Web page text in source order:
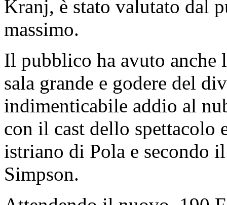
Kranj, è stato valutato dal
massimo.
Il pubblico ha avuto anche
sala grande e godere del
indimenticabile addio al
con il cast dello spettacolo
istriano di Pola e secondo
Simpson.